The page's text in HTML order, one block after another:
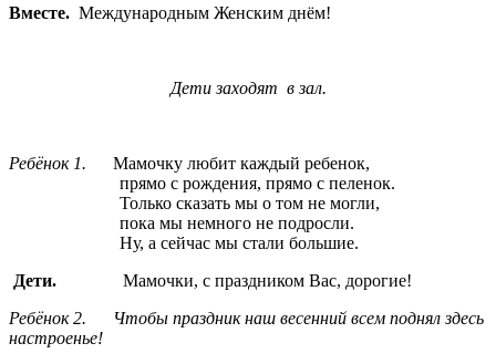
Вместе. Международным Женским днём!
Дети заходят в зал.
Ребёнок 1. Мамочку любит каждый ребенок,
прямо с рождения, прямо с пеленок.
Только сказать мы о том не могли,
пока мы немного не подросли.
Ну, а сейчас мы стали большие.
Дети. Мамочки, с праздником Вас, дорогие!
Ребёнок 2. Чтобы праздник наш весенний всем поднял здесь
настроенье!